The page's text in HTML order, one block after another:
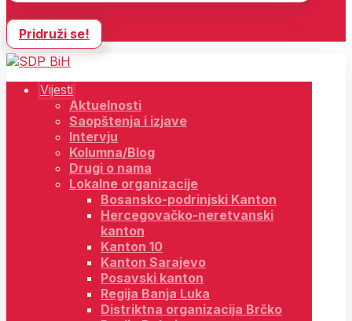
Pridruži se!
Vijesti
Aktuelnosti
Saopštenja i izjave
Intervju
Kolumna/Blog
Drugi o nama
Lokalne organizacije
Bosansko-podrinjski Kanton
Hercegovačko-neretvanski
kanton
Kanton 10
Kanton Sarajevo
Posavski kanton
Regija Banja Luka
Distriktna organizacija Brčko